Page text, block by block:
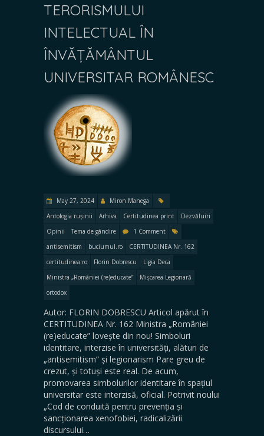
TERORISMULUI
INTELECTUAL ÎN
ÎNVĂȚĂMÂNTUL
UNIVERSITAR ROMÂNESC
May 27, 2024
Miron Manega
Antologia rușinii
Arhiva Certitudinea print
Dezvăluiri
Opinii
Tema de gândire
1 Comment
antisemitism
buciumul.ro
CERTITUDINEA Nr. 162
certitudinea.ro
Florin Dobrescu
Ligia Deca
Ministra „României (re)educate”
Mișcarea Legionară
ortodox
Autor: FLORIN DOBRESCU Articol apărut în
CERTITUDINEA Nr. 162 Ministra „României
(re)educate” lovește din nou! Simboluri
identitare, interzise în universități, alături de
„antisemitism” și legionarism Pare greu de
crezut, și totuși este real. De acum,
promovarea simbolurilor identitare în spațiul
universitar este interzisă, oficial. Potrivit noului
„Cod de conduită pentru prevenția și
sancționarea xenofobiei, radicalizării
discursului…